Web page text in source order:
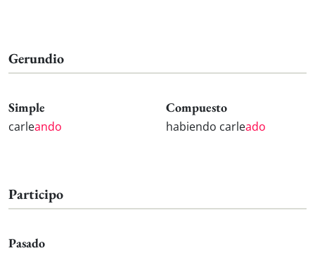
Gerundio
Simple
carleando
Compuesto
habiendo carleado
Participo
Pasado